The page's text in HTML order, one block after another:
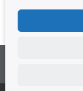
4yourcar